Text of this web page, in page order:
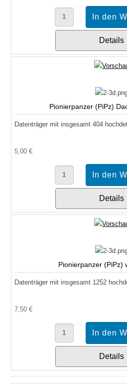
Details
Pionierpanzer (PiPz)
Datenträger mit insgesamt 404
5,00 €
Details
Pionierpanzer (PiPz)
Datenträger mit insgesamt 1252
7,50 €
Details